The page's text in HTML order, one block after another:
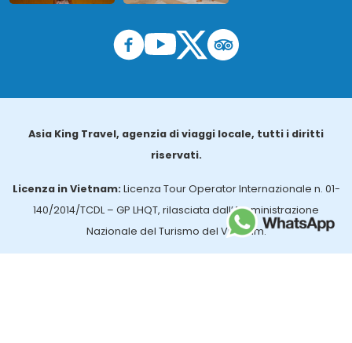
Asia King Travel, agenzia di viaggi locale, tutti i diritti
riservati.
Licenza in Vietnam: Licenza Tour Operator Internazionale n. 01-
140/2014/TCDL – GP LHQT, rilasciata dall’Amministrazione
Nazionale del Turismo del Vietnam.